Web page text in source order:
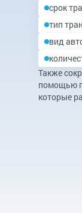
срок
тип
вид
Также
помощью
которые